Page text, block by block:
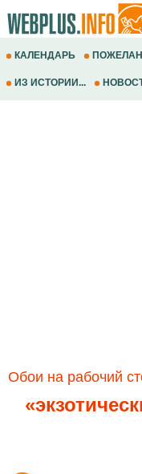
КАЛЕНДАРЬ
ИЗ ИСТОРИИ...
Обои на рабочий